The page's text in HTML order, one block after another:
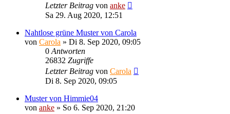
Letzter Beitrag von anke
Sa 29. Aug 2020, 12:51
Nahtlose grüne Muster von Carola
von Carola » Di 8. Sep 2020, 09:05
0 Antworten
26832 Zugriffe
Letzter Beitrag von Carola
Di 8. Sep 2020, 09:05
Muster von Himmie04
von anke » So 6. Sep 2020, 21:20